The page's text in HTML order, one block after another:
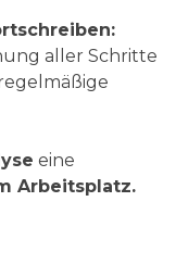
aller Schritte
eine
Arbeitsplatz.